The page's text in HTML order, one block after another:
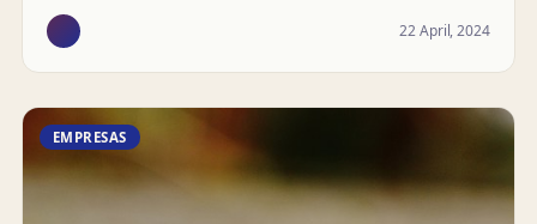
22 April, 2024
EMPRESAS